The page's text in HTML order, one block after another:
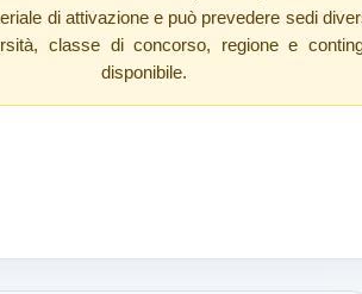
di attivazione e può prevedere sedi
classe di concorso, regione e
disponibile.